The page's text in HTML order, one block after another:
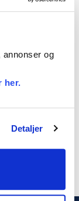
og
her.
Detaljer